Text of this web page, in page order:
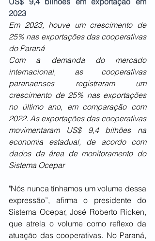
2023
Em 2023, houve um crescimento de
25% nas exportações das cooperativas
do Paraná
Com a demanda do mercado
internacional, as cooperativas
paranaenses registraram um
crescimento de 25% nas exportações
no último ano, em comparação com
2022. As exportações das cooperativas
movimentaram US$ 9,4 bilhões na
economia estadual, de acordo com
dados da área de monitoramento do
Sistema Ocepar
"Nós nunca tínhamos um volume dessa
expressão”, afirma o presidente do
Sistema Ocepar, José Roberto Ricken,
que atrela o volume como reflexo da
atuação das cooperativas. No Paraná,